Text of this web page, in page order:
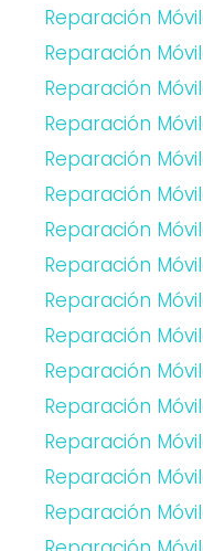
Reparación
Reparación
Reparación
Reparación
Reparación
Reparación
Reparación
Reparación
Reparación
Reparación
Reparación
Reparación
Reparación
Reparación
Reparación